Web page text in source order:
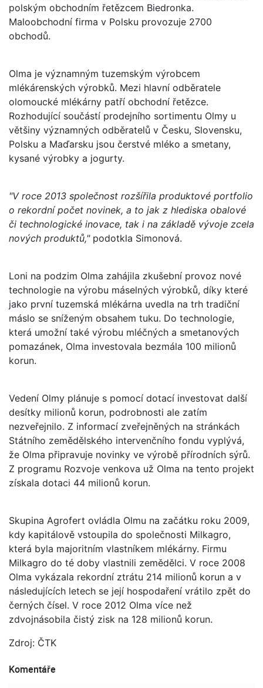
polským obchodním řetězcem Biedronka.
Maloobchodní firma v Polsku provozuje 2700
obchodů.
Olma je významným tuzemským výrobcem
mlékárenských výrobků. Mezi hlavní odběratele
olomoucké mlékárny patří obchodní řetězce.
Rozhodující součástí prodejního sortimentu Olmy u
většiny významných odběratelů v Česku, Slovensku,
Polsku a Maďarsku jsou čerstvé mléko a smetany,
kysané výrobky a jogurty.
"V roce 2013 společnost rozšířila produktové portfolio
o rekordní počet novinek, a to jak z hlediska obalové
či technologické inovace, tak i na základě vývoje zcela
nových produktů," podotkla Simonová.
Loni na podzim Olma zahájila zkušební provoz nové
technologie na výrobu máselných výrobků, díky které
jako první tuzemská mlékárna uvedla na trh tradiční
máslo se sníženým obsahem tuku. Do technologie,
která umožní také výrobu mléčných a smetanových
pomazánek, Olma investovala bezmála 100 milionů
korun.
Vedení Olmy plánuje s pomocí dotací investovat další
desítky milionů korun, podrobnosti ale zatím
nezveřejnilo. Z informací zveřejněných na stránkách
Státního zemědělského intervenčního fondu vyplývá,
že Olma připravuje novinky ve výrobě přírodních sýrů.
Z programu Rozvoje venkova už Olma na tento projekt
získala dotaci 44 milionů korun.
Skupina Agrofert ovládla Olmu na začátku roku 2009,
kdy kapitálově vstoupila do společnosti Milkagro,
která byla majoritním vlastníkem mlékárny. Firmu
Milkagro do té doby vlastnili zemědělci. V roce 2008
Olma vykázala rekordní ztrátu 214 milionů korun a v
následujících letech se její hospodaření vrátilo zpět do
černých čísel. V roce 2012 Olma více než
zdvojnásobila čistý zisk na 128 milionů korun.
Zdroj: ČTK
Komentáře